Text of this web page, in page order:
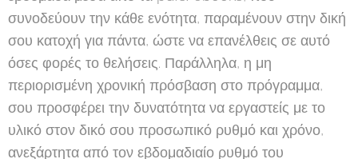
συνοδεύουν την κάθε ενότητα, παραμένουν στην δική
σου κατοχή για πάντα, ώστε να επανέλθεις σε αυτό
όσες φορές το θελήσεις. Παράλληλα, η μη
περιορισμένη χρονική πρόσβαση στο πρόγραμμα,
σου προσφέρει την δυνατότητα να εργαστείς με το
υλικό στον δικό σου προσωπικό ρυθμό και χρόνο,
ανεξάρτητα από τον εβδομαδιαίο ρυθμό του